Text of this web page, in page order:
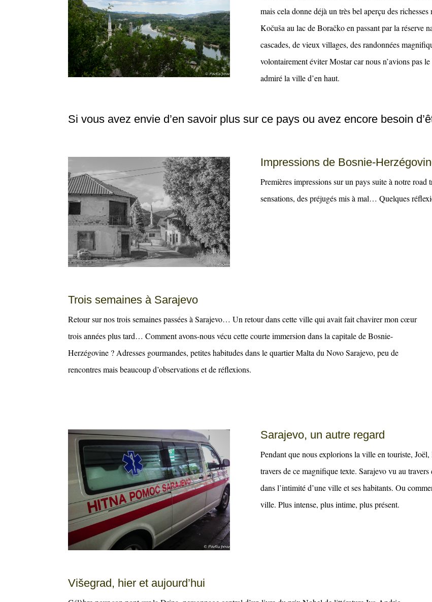
mais cela donne déjà un très bel aperçu des
Kočuša au lac de Boračko en passant par la réserve
cascades, de vieux villages, des randonnées
volontairement éviter Mostar car nous n’avions pas
admiré la ville d’en haut.
Si vous avez envie d’en savoir plus sur ce pays ou avez encore besoin
Impressions de Bosnie-
Premières impressions sur un pays suite à notre
sensations, des préjugés mis à mal… Quelques
Trois semaines à Sarajevo
Retour sur nos trois semaines passées à Sarajevo… Un retour dans cette ville qui avait fait chavirer mon cœur
trois années plus tard… Comment avons-nous vécu cette courte immersion dans la capitale de Bosnie-
Herzégovine ? Adresses gourmandes, petites habitudes dans le quartier Malta du Novo Sarajevo, peu de
rencontres mais beaucoup d’observations et de réflexions.
Sarajevo, un autre regard
Pendant que nous explorions la ville en touriste,
travers de ce magnifique texte. Sarajevo vu au
dans l’intimité d’une ville et ses habitants. Ou
ville. Plus intense, plus intime, plus présent.
Višegrad, hier et aujourd’hui